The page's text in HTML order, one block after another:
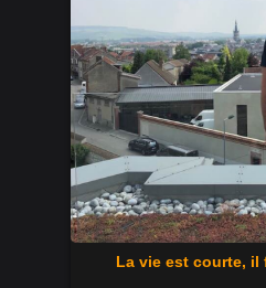
La vie est courte, il